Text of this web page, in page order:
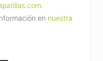
.
en nuestra